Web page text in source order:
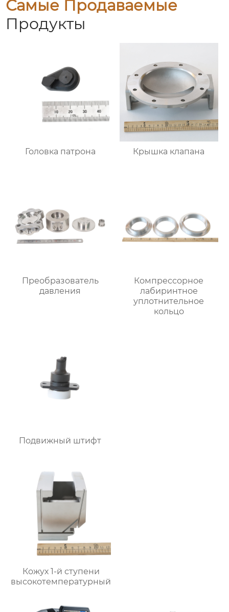
Самые Продаваемые
Продукты
Головка патрона Крышка клапана
Преобразователь
давления
Компрессорное
лабиринтное
уплотнительное
кольцо
Подвижный штифт
Кожух 1-й ступени
высокотемпературный